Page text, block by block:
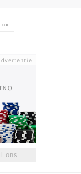
»»
ons